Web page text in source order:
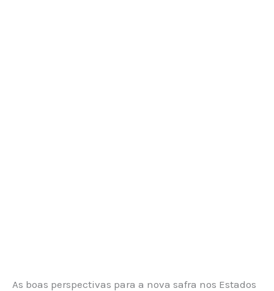
As boas perspectivas para a nova safra nos Estados